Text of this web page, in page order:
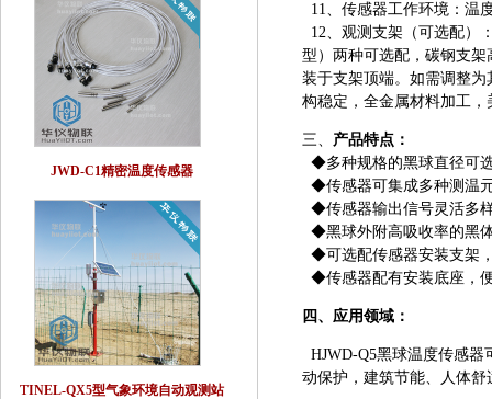
11、传感器工作环境：温
12、观测支架（可选配）
型）两种可选配，碳钢支架
装于支架顶端。如需调整
构稳定，全金属材料加工
三、 产品特点：
◆多种规格的黑球直径可
◆传感器可集成多种测温
◆传感器输出信号灵活多
◆黑球外附高吸收率的黑
◆可选配传感器安装支架
◆传感器配有安装底座，
四、应用领域：
HJWD-Q5黑球温度传感
动保护，建筑节能、人体
JWD-C1精密温度传感器
TINEL-QX5型气象环境自动观测站